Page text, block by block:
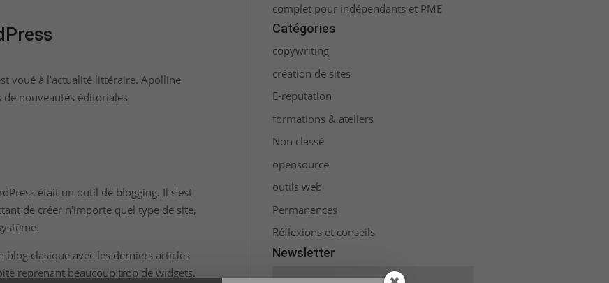
voué à l’actualité littéraire. Apolline
nouveautés éditoriales
était un outil de blogging. Il s'est
de créer n'importe quel type de site,
clasique avec les derniers articles
reprenant beaucoup trop de widgets.
complet pour indépendants et PME
Catégories
copywriting
création de sites
E-reputation
formations & ateliers
Non classé
opensource
outils web
Permanences
Réflexions et conseils
Newsletter